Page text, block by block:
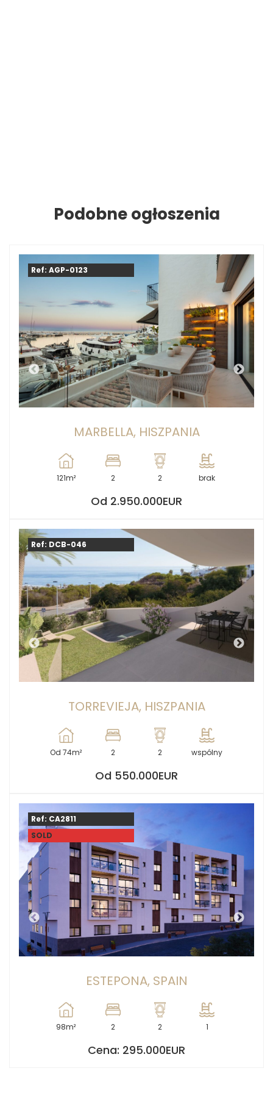
Podobne ogłoszenia
Ref: AGP-0123
MARBELLA, HISZPANIA
121m² 2 2 brak
Od 2.950.000EUR
Ref: DCB-046
TORREVIEJA, HISZPANIA
Od 74m² 2 2 wspólny
Od 550.000EUR
Ref: CA2811
SOLD
ESTEPONA, SPAIN
98m² 2 2 1
Cena: 295.000EUR